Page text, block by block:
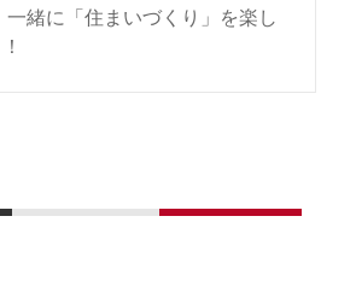
一緒に「住まいづくり」を楽し